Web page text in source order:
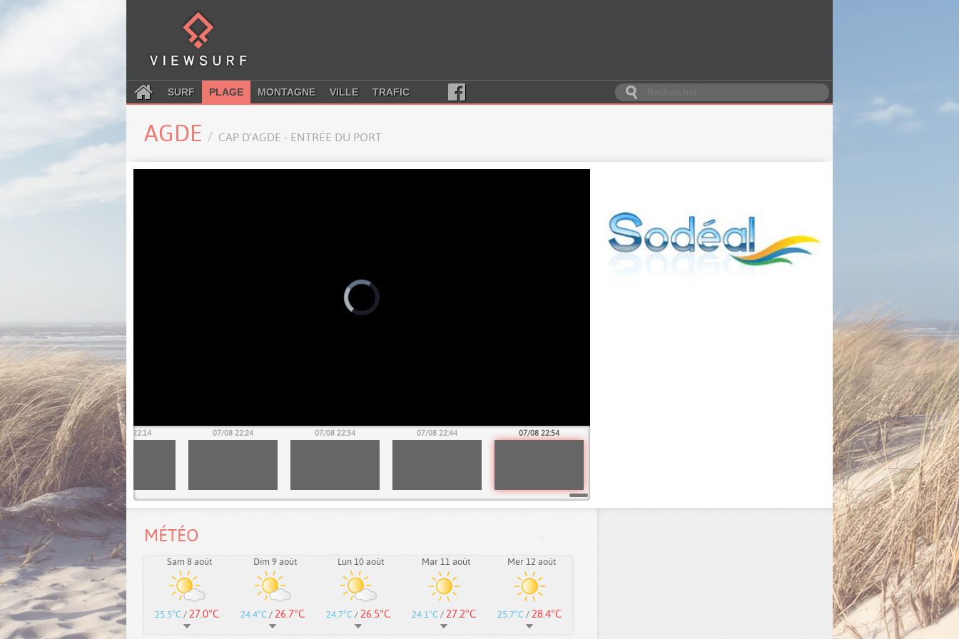
SURF PLAGE MONTAGNE VILLE TRAFIC
AGDE CAP D'AGDE - ENTRÉE DU PORT
07/08 22:04 07/08 22:14 07/08 22:24 07/08 22:34 07/08 22:44 07/08 22:54
MÉTÉO
Sam 8 août
25.5°C / 27.0°C
Dim 9 août
24.4°C / 26.7°C
Lun 10 août
24.7°C / 26.5°C
Mar 11 août
24.1°C / 27.2°C
Mer 12 août
25.7°C / 28.4°C